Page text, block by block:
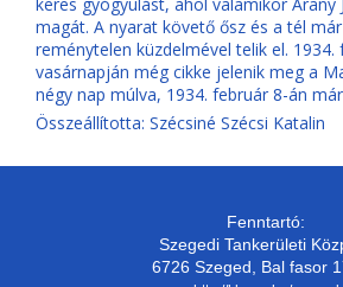
magát. A nyarat követő ősz és a tél
reménytelen küzdelmével telik el. 1934.
vasárnapján még cikke jelenik meg a
négy nap múlva, 1934. február 8-án
Összeállította: Szécsiné Szécsi Katalin
Fenntartó:
Szegedi Tankerületi
6726 Szeged, Bal fasor